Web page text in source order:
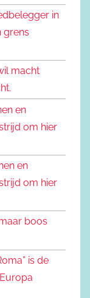
in
grens
macht
en
om hier
en
om hier
boos
is de